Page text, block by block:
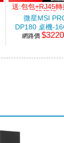
送:包包+RJ45轉
+隨行杯
微星MSI
DP180 桌機-
碟特仕版
網路價